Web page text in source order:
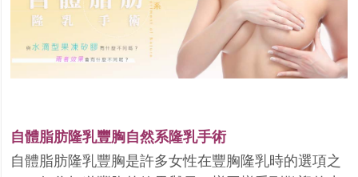
自體脂肪隆乳豐胸自然系隆乳手術
自體脂肪隆乳豐胸是許多女性在豐胸隆乳時的選項之